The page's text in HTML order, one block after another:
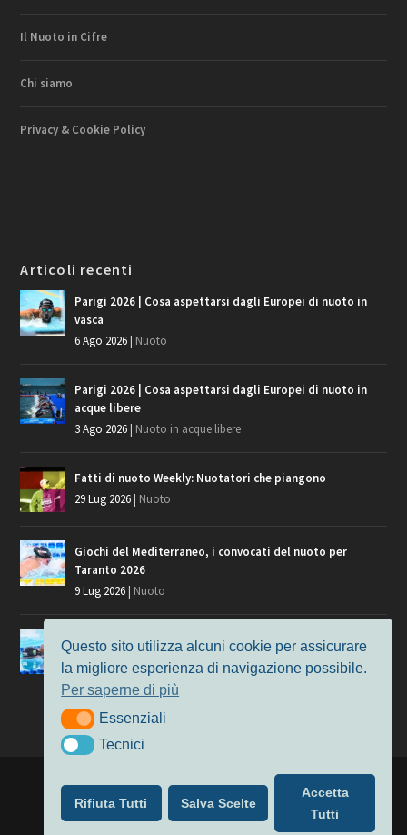
Il Nuoto in Cifre
Chi siamo
Privacy & Cookie Policy
Articoli recenti
Parigi 2026 | Cosa aspettarsi dagli Europei di nuoto in
vasca
6 Ago 2026 Nuoto
Parigi 2026 | Cosa aspettarsi dagli Europei di nuoto in
acque libere
3 Ago 2026 Nuoto in acque libere
Fatti di nuoto Weekly: Nuotatori che piangono
29 Lug 2026 Nuoto
Giochi del Mediterraneo, i convocati del nuoto per
Taranto 2026
9 Lug 2026 Nuoto
Europei di Nuoto Parigi 2026: fra veterani e giovani, chi
manca?
7 Lug 2026
Nuoto
| Alimentato da
Nuoto
MasterS Podcast Il Nuoto in Cifre
Privacy & Cookie Policy
Questo sito utilizza alcuni cookie per assicurare
la migliore esperienza di navigazione possibile.
Per saperne di più
EssenzialiEssenziali
TecniciTecnici
Rifiuta Tutti Salva Scelte
Accetta
Tutti